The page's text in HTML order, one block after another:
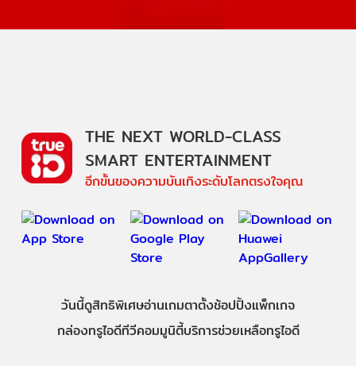
THE NEXT WORLD-CLASS
SMART ENTERTAINMENT
อีกขั้นของความบันเทิงระดับโลกตรงใจคุณ
วันนี้ดูสิทธิพิเศษอ่านเกมตาตั้งช้อปปิ้งแพ็กเกจ
กล่องทรูไอดีทีวีคอมมูนิตี้บริการช่วยเหลือทรูไอดี